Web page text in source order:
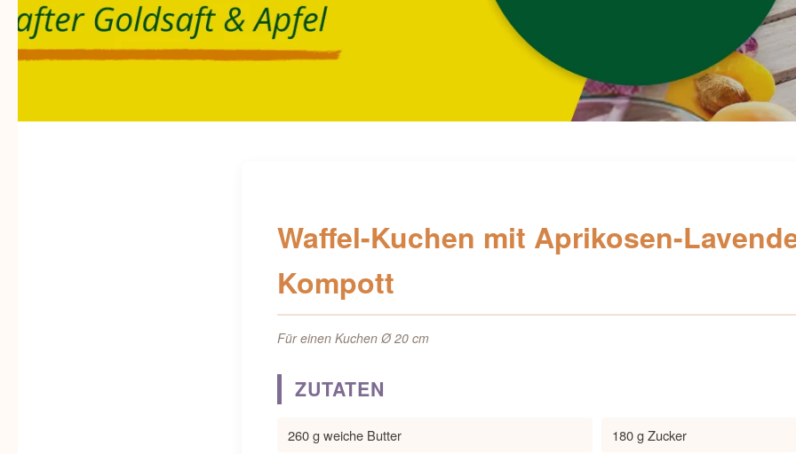
Waffel-Kuchen mit Aprikosen-
Kompott
Für einen Kuchen Ø 20 cm
ZUTATEN
260 g weiche Butter 180 g Zucker